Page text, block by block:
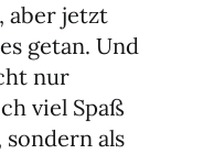
aber jetzt
getan. Und
nur
viel Spaß
sondern als